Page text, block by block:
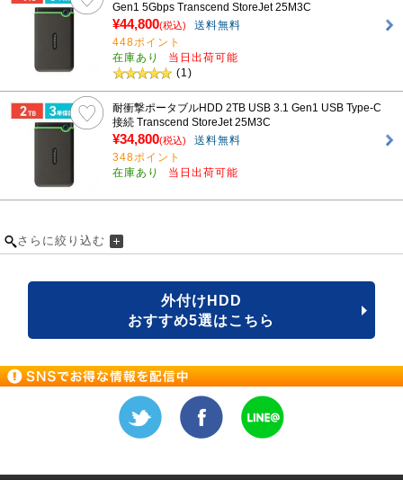
Gen1 5Gbps Transcend StoreJet 25M3C
¥44,800(税込)
送料無料
448ポイント
在庫あり
当日出荷可能
(1)
耐衝撃ポータブルHDD 2TB USB 3.1 Gen1 USB Type-C
接続 Transcend StoreJet 25M3C
¥34,800(税込)
送料無料
348ポイント
在庫あり
当日出荷可能
さらに絞り込む
外付けHDD
おすすめ5選はこちら